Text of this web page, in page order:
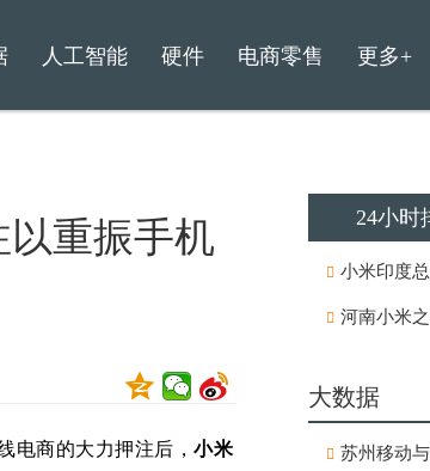
人工智能 硬件 电商零售 更多+
重振手机
商的大力押注后， 小米
24小时
小米印度
河南小米
大数据
苏州移动